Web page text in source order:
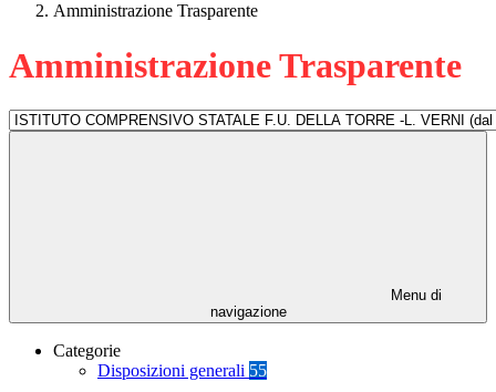
Amministrazione Trasparente
Amministrazione Trasparente
Menu di
navigazione
Categorie
Disposizioni generali 55